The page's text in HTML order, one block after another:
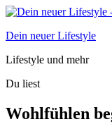
Dein neuer Lifestyle
Lifestyle und mehr
Du liest
Wohlfühlen